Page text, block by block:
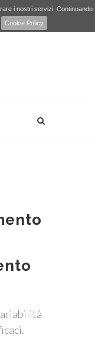
i nostri servizi. Continuando
Cookie Policy